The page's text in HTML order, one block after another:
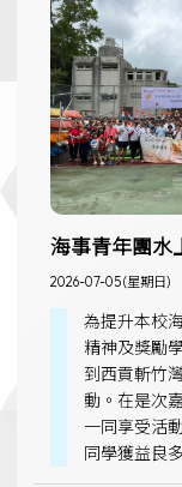
海事青年團水
2026-07-05 (星期日)
為提升本校
精神及獎勵
到西貢斬竹
動。在是次
一同享受活
同學獲益良